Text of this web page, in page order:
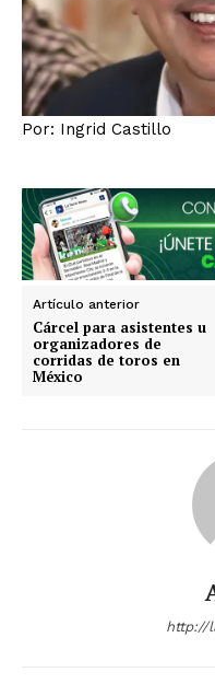
Por: Ingrid Castillo
Artículo anterior
Cárcel para asistentes u
organizadores de
corridas de toros en
México
http://